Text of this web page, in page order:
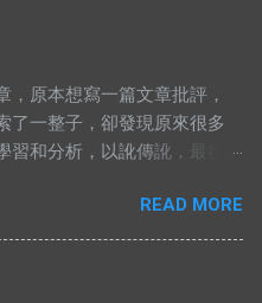
，原本想寫一篇文章批評，
了一整子，卻發現原來很多
習和分析，以訛傳訛，最後
？ 至於其他人怎樣詮釋這兩
Google以下就知道了，我在
流行的解釋不符合邏輯。 在
READ MORE